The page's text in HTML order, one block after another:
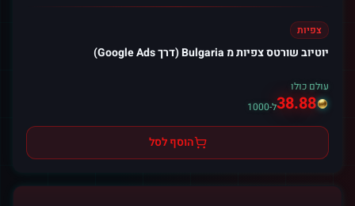
צפיות
יוטיוב שורטס צפיות מ Bulgaria (דרך Google Ads)
עולם כולו
38.88ל-1000
הוסף לסל